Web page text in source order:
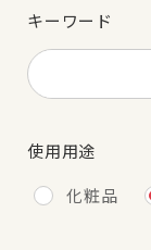
キーワード
使用用途
化粧品